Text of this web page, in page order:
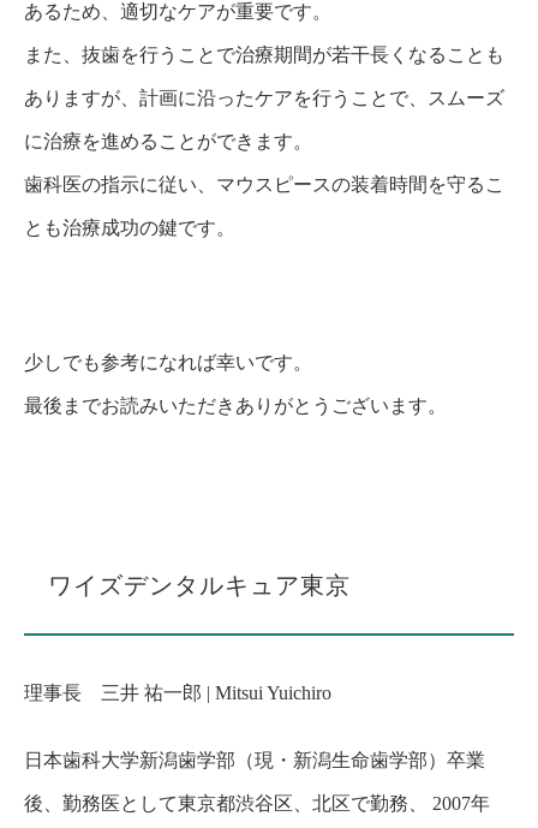
あるため、適切なケアが重要です。
また、抜歯を行うことで治療期間が若干長くなることも
ありますが、計画に沿ったケアを行うことで、スムーズ
に治療を進めることができます。
歯科医の指示に従い、マウスピースの装着時間を守るこ
とも治療成功の鍵です。
少しでも参考になれば幸いです。
最後までお読みいただきありがとうございます。
ワイズデンタルキュア東京
理事長 三井 祐一郎 | Mitsui Yuichiro
日本歯科大学新潟歯学部（現・新潟生命歯学部）卒業
後、勤務医として東京都渋谷区、北区で勤務、 2007年